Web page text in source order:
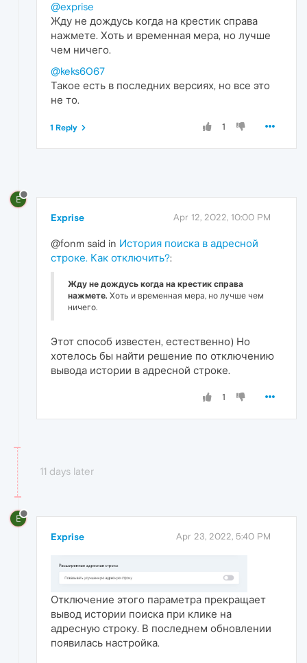
@exprise
Жду не дождусь когда на крестик справа
нажмете. Хоть и временная мера, но лучше
чем ничего.
@keks6067
Такое есть в последних версиях, но все это
не то.
1
1 Reply
E
Exprise Apr 12, 2022, 10:00 PM
@fonm said in История поиска в адресной
строке. Как отключить?:
Жду не дождусь когда на крестик справа
нажмете. Хоть и временная мера, но лучше чем
ничего.
Этот способ известен, естественно) Но
хотелось бы найти решение по отключению
вывода истории в адресной строке.
1
11 days later
E
Exprise Apr 23, 2022, 5:40 PM
Отключение этого параметра прекращает
вывод истории поиска при клике на
адресную строку. В последнем обновлении
появилась настройка.